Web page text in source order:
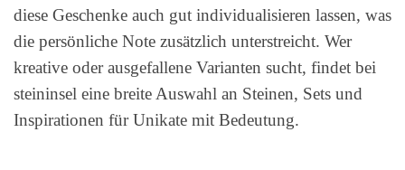
diese Geschenke auch gut individualisieren lassen, was
die persönliche Note zusätzlich unterstreicht. Wer
kreative oder ausgefallene Varianten sucht, findet bei
steininsel eine breite Auswahl an Steinen, Sets und
Inspirationen für Unikate mit Bedeutung.